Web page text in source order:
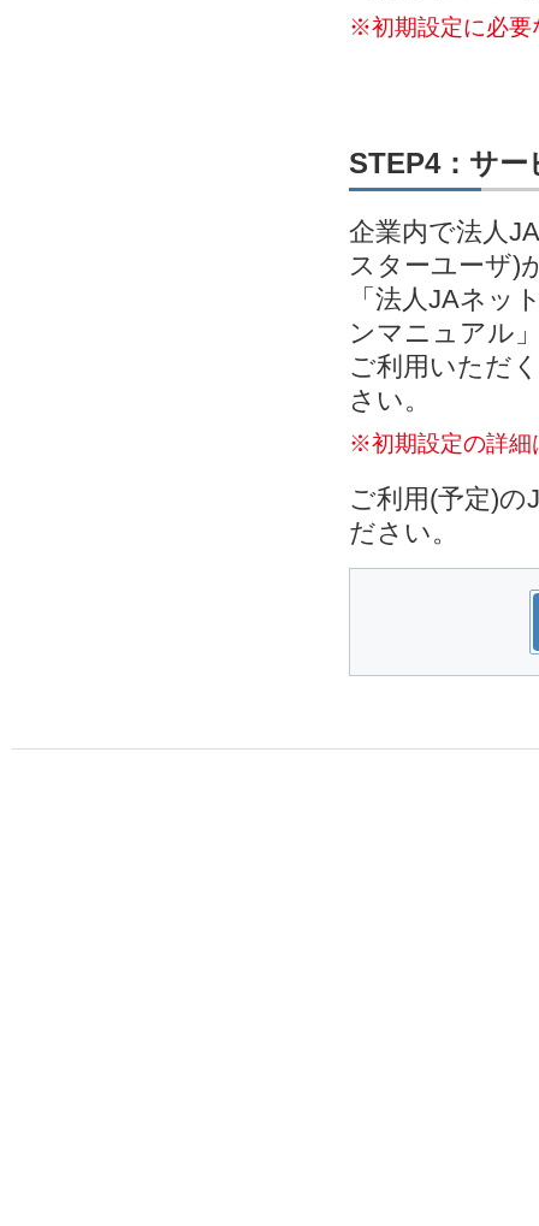
※初期設定に必要
STEP4：サー
企業内で法人
スターユーザ)
「法人JAネッ
ンマニュアル
ご利用いただ
さい。
※初期設定の詳細
ご利用(予定)
ださい。